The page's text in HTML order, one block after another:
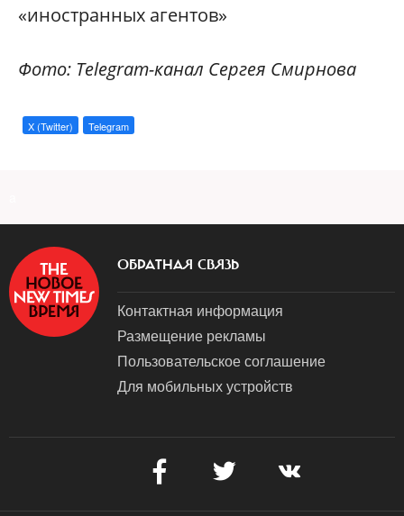
«иностранных агентов»
Фото: Telegram-канал Сергея Смирнова
X (Twitter) Telegram
ОБРАТНАЯ СВЯЗЬ
Контактная информация
Размещение рекламы
Пользовательское соглашение
Для мобильных устройств